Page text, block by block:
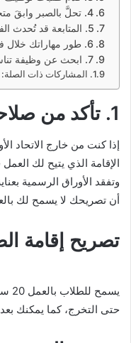
4. تحلَّ بالصبر وابقَ متحفزًا
5. المتابعة قد تُحدث الفارق
6. طور مهاراتك خلال فترة البحث
7. ابحث عن وظيفة تناسبك وتجعلك سعيدًا
المشاركات ذات الصلة:
1. تأكد من صلاحية مستنداتك كأجنبي
إذا كنت من خارج الاتحاد
الإقامة الذي يتيح لك
وتفقد الأوراق الرسمية
أن تصريحك لا يسمح لك
تصريح إقامة
حتى التخرج، كما يمكنك